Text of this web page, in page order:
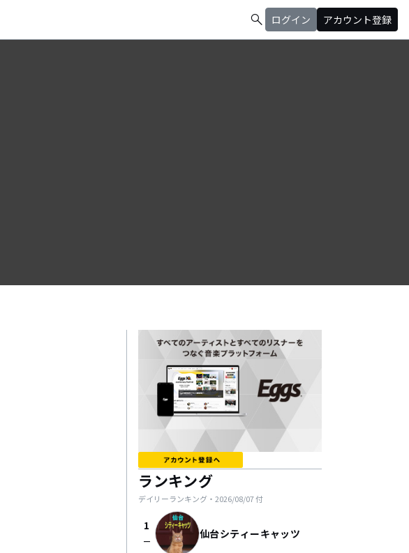
search ログイン アカウント登録
ランキング
デイリーランキング・ 2026/08/07付
1
check_indeterminate_small 仙台シティーキャッツ